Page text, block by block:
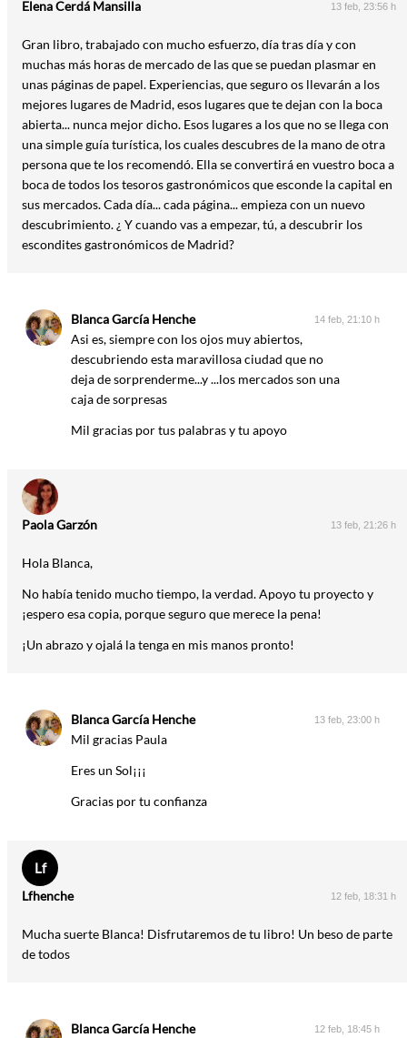
Elena Cerdá Mansilla 13 feb, 23:56 h
Gran libro, trabajado con mucho esfuerzo, día tras día y con
muchas más horas de mercado de las que se puedan plasmar en
unas páginas de papel. Experiencias, que seguro os llevarán a los
mejores lugares de Madrid, esos lugares que te dejan con la boca
abierta... nunca mejor dicho. Esos lugares a los que no se llega con
una simple guía turística, los cuales descubres de la mano de otra
persona que te los recomendó. Ella se convertirá en vuestro boca a
boca de todos los tesoros gastronómicos que esconde la capital en
sus mercados. Cada día... cada página... empieza con un nuevo
descubrimiento. ¿ Y cuando vas a empezar, tú, a descubrir los
escondites gastronómicos de Madrid?
Blanca García Henche 14 feb, 21:10 h
Asi es, siempre con los ojos muy abiertos,
descubriendo esta maravillosa ciudad que no
deja de sorprenderme...y ...los mercados son una
caja de sorpresas
Mil gracias por tus palabras y tu apoyo
Paola Garzón 13 feb, 21:26 h
Hola Blanca,
No había tenido mucho tiempo, la verdad. Apoyo tu proyecto y
¡espero esa copia, porque seguro que merece la pena!
¡Un abrazo y ojalá la tenga en mis manos pronto!
Blanca García Henche 13 feb, 23:00 h
Mil gracias Paula
Eres un Sol¡¡¡
Gracias por tu confianza
Lf
Lfhenche 12 feb, 18:31 h
Mucha suerte Blanca! Disfrutaremos de tu libro! Un beso de parte
de todos
Blanca García Henche 12 feb, 18:45 h